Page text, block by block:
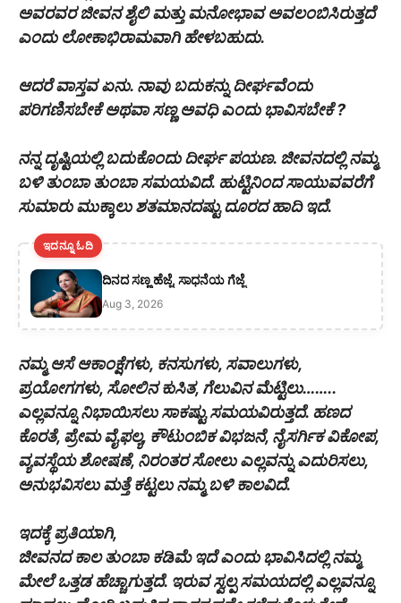
ಅವರವರ ಜೀವನ ಶೈಲಿ ಮತ್ತು ಮನೋಭಾವ ಅವಲಂಬಿಸಿರುತ್ತದೆ
ಎಂದು ಲೋಕಾಭಿರಾಮವಾಗಿ ಹೇಳಬಹುದು.
ಆದರೆ ವಾಸ್ತವ ಏನು. ನಾವು ಬದುಕನ್ನು ದೀರ್ಘವೆಂದು
ಪರಿಗಣಿಸಬೇಕೆ ಅಥವಾ ಸಣ್ಣ ಅವಧಿ ಎಂದು ಭಾವಿಸಬೇಕೆ ?
ನನ್ನ ದೃಷ್ಟಿಯಲ್ಲಿ ಬದುಕೊಂದು ದೀರ್ಘ ಪಯಣ. ಜೀವನದಲ್ಲಿ ನಮ್ಮ
ಬಳಿ ತುಂಬಾ ತುಂಬಾ ಸಮಯವಿದೆ. ಹುಟ್ಟಿನಿಂದ ಸಾಯುವವರೆಗೆ
ಸುಮಾರು ಮುಕ್ಕಾಲು ಶತಮಾನದಷ್ಟು ದೂರದ ಹಾದಿ ಇದೆ.
ಇದನ್ನೂ ಓದಿ
ದಿನದ ಸಣ್ಣ ಹೆಜ್ಜೆ, ಸಾಧನೆಯ ಗೆಜ್ಜೆ
Aug 3, 2026
ನಮ್ಮ ಆಸೆ ಆಕಾಂಕ್ಷೆಗಳು, ಕನಸುಗಳು, ಸವಾಲುಗಳು,
ಪ್ರಯೋಗಗಳು, ಸೋಲಿನ ಕುಸಿತ, ಗೆಲುವಿನ ಮೆಟ್ಟಿಲು……..
ಎಲ್ಲವನ್ನೂ ನಿಭಾಯಿಸಲು ಸಾಕಷ್ಟು ಸಮಯವಿರುತ್ತದೆ. ಹಣದ
ಕೊರತೆ, ಪ್ರೇಮ ವೈಫಲ್ಯ, ಕೌಟುಂಬಿಕ ವಿಭಜನೆ, ನೈಸರ್ಗಿಕ ವಿಕೋಪ,
ವ್ಯವಸ್ಥೆಯ ಶೋಷಣೆ, ನಿರಂತರ ಸೋಲು ಎಲ್ಲವನ್ನು ಎದುರಿಸಲು,
ಅನುಭವಿಸಲು ಮತ್ತೆ ಕಟ್ಟಲು ನಮ್ಮ ಬಳಿ ಕಾಲವಿದೆ.
ಇದಕ್ಕೆ ಪ್ರತಿಯಾಗಿ,
ಜೀವನದ ಕಾಲ ತುಂಬಾ ಕಡಿಮೆ ಇದೆ ಎಂದು ಭಾವಿಸಿದಲ್ಲಿ ನಮ್ಮ
ಮೇಲೆ ಒತ್ತಡ ಹೆಚ್ಚಾಗುತ್ತದೆ. ಇರುವ ಸ್ವಲ್ಪ ಸಮಯದಲ್ಲಿ ಎಲ್ಲವನ್ನೂ